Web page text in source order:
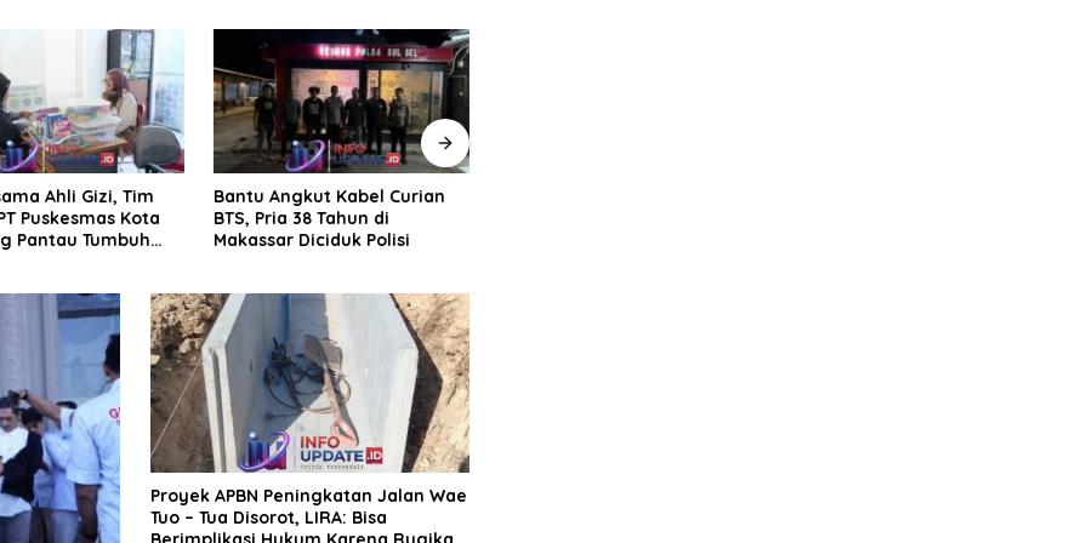
Kabel Curian
38 Tahun di
Diciduk Polisi
Jadi Barometer, Perumda
Parkir Makassar Diincar
Palopo untuk Studi Tiru
Proyek APBN Peningkatan Jalan Wae
Tuo – Tua Disorot, LIRA: Bisa